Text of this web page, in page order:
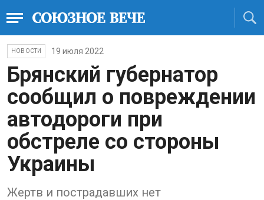
НОВОСТИ 19 июля 2022
Брянский губернатор
сообщил о повреждении
автодороги при
обстреле со стороны
Украины
Жертв и пострадавших нет